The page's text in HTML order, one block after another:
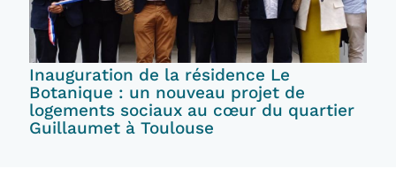
Inauguration de la résidence Le
Botanique : un nouveau projet de
logements sociaux au cœur du quartier
Guillaumet à Toulouse